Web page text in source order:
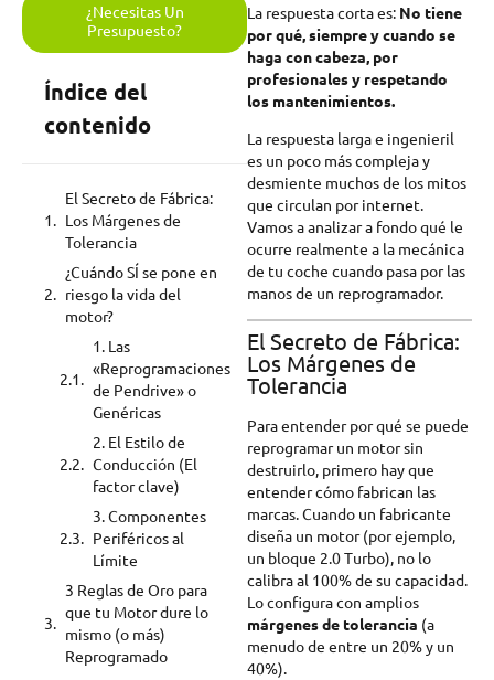
La respuesta corta es: No tiene
por qué, siempre y cuando se
haga con cabeza, por
profesionales y respetando
los mantenimientos.
La respuesta larga e ingenieril
es un poco más compleja y
desmiente muchos de los mitos
que circulan por internet.
Vamos a analizar a fondo qué le
ocurre realmente a la mecánica
de tu coche cuando pasa por las
manos de un reprogramador.
El Secreto de Fábrica:
Los Márgenes de
Tolerancia
Para entender por qué se puede
reprogramar un motor sin
destruirlo, primero hay que
entender cómo fabrican las
marcas. Cuando un fabricante
diseña un motor (por ejemplo,
un bloque 2.0 Turbo), no lo
calibra al 100% de su capacidad.
Lo configura con amplios
márgenes de tolerancia (a
menudo de entre un 20% y un
40%).
¿Necesitas Un
Presupuesto?
Índice del
contenido
El Secreto de Fábrica:
Los Márgenes de
Tolerancia
¿Cuándo SÍ se pone en
riesgo la vida del
motor?
1. Las
«Reprogramaciones
de Pendrive» o
Genéricas
2. El Estilo de
Conducción (El
factor clave)
3. Componentes
Periféricos al
Límite
3 Reglas de Oro para
que tu Motor dure lo
mismo (o más)
Reprogramado